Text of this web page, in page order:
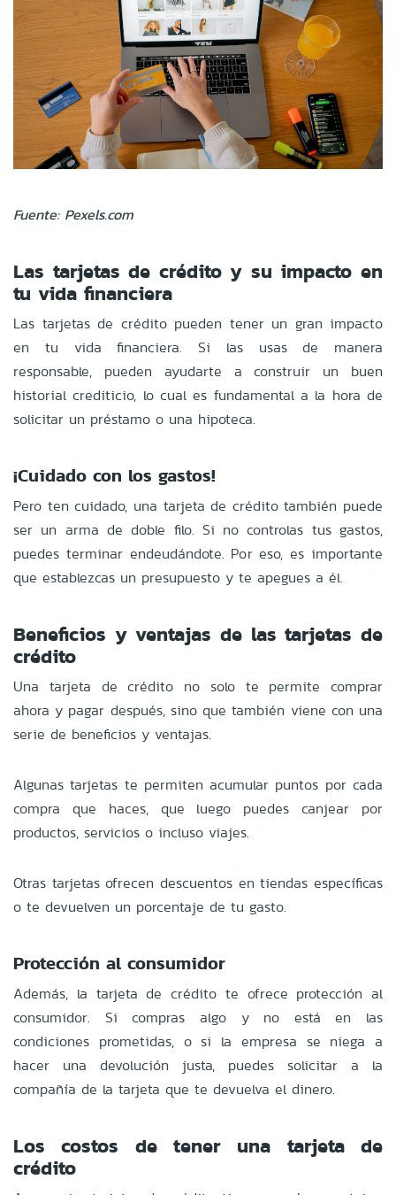
Fuente: Pexels.com
Las tarjetas de crédito y su impacto en
tu vida financiera
Las tarjetas de crédito pueden tener un gran impacto
en tu vida financiera. Si las usas de manera
responsable, pueden ayudarte a construir un buen
historial crediticio, lo cual es fundamental a la hora de
solicitar un préstamo o una hipoteca.
¡Cuidado con los gastos!
Pero ten cuidado, una tarjeta de crédito también puede
ser un arma de doble filo. Si no controlas tus gastos,
puedes terminar endeudándote. Por eso, es importante
que establezcas un presupuesto y te apegues a él.
Beneficios y ventajas de las tarjetas de
crédito
Una tarjeta de crédito no solo te permite comprar
ahora y pagar después, sino que también viene con una
serie de beneficios y ventajas.
Algunas tarjetas te permiten acumular puntos por cada
compra que haces, que luego puedes canjear por
productos, servicios o incluso viajes.
Otras tarjetas ofrecen descuentos en tiendas específicas
o te devuelven un porcentaje de tu gasto.
Protección al consumidor
Además, la tarjeta de crédito te ofrece protección al
consumidor. Si compras algo y no está en las
condiciones prometidas, o si la empresa se niega a
hacer una devolución justa, puedes solicitar a la
compañía de la tarjeta que te devuelva el dinero.
Los costos de tener una tarjeta de
crédito